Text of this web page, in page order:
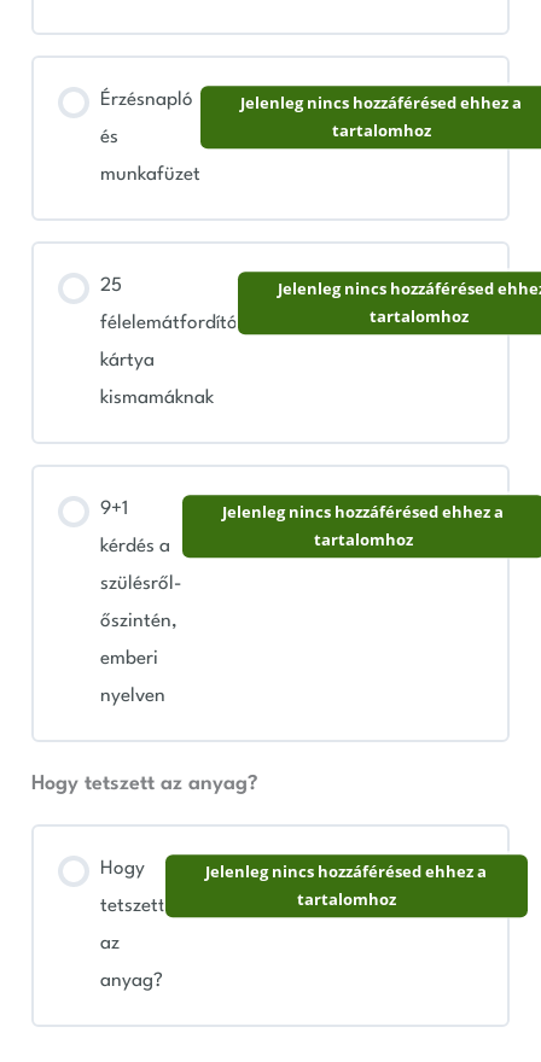
Érzésnapló
és
munkafüzet
Jelenleg nincs hozzáférésed ehhez a
tartalomhoz
25
félelemátfordító
kártya
kismamáknak
Jelenleg nincs hozzáférésed
tartalomhoz
9+1
kérdés a
szülésről-
őszintén,
emberi
nyelven
Jelenleg nincs hozzáférésed ehhez a
tartalomhoz
Hogy tetszett az anyag?
Hogy
tetszett
az
anyag?
Jelenleg nincs hozzáférésed ehhez a
tartalomhoz